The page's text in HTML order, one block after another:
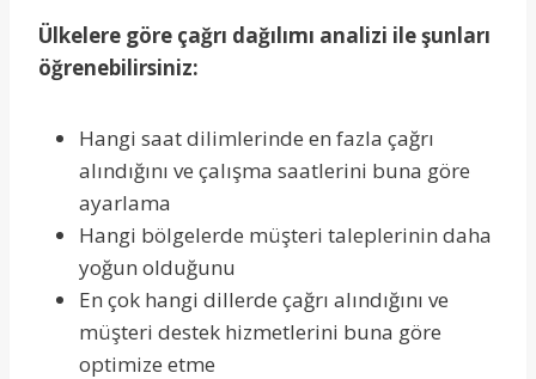
Ülkelere göre çağrı dağılımı analizi ile şunları
öğrenebilirsiniz:
Hangi saat dilimlerinde en fazla çağrı
alındığını ve çalışma saatlerini buna göre
ayarlama
Hangi bölgelerde müşteri taleplerinin daha
yoğun olduğunu
En çok hangi dillerde çağrı alındığını ve
müşteri destek hizmetlerini buna göre
optimize etme